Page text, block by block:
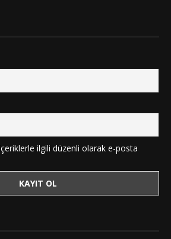
ilgili düzenli olarak e-posta